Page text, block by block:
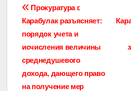
Навигация
по
записям
Прокуратура г.
Карабулак разъясняет:
порядок учета и
исчисления величины
среднедушевого
дохода, дающего право
на получение мер